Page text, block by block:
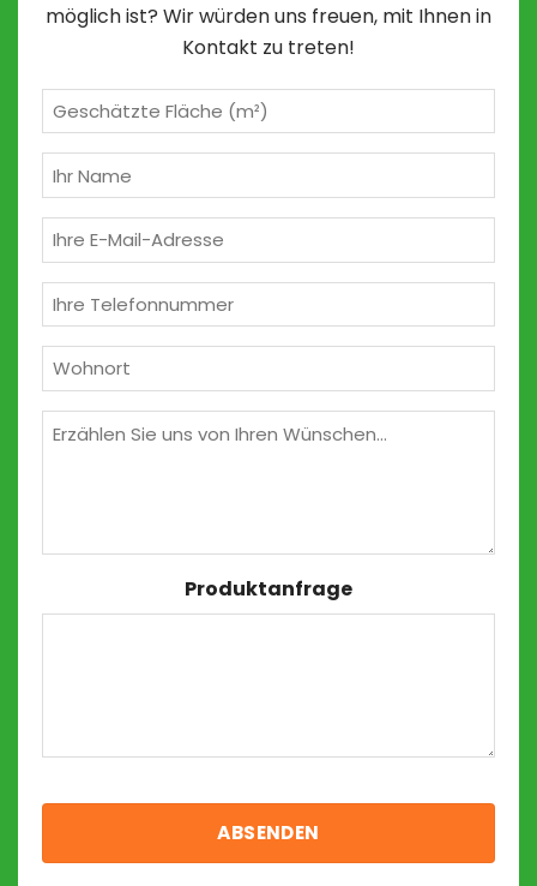
möglich ist? Wir würden uns freuen, mit Ihnen in
Kontakt zu treten!
m²
Name
Mail
(erforderlich)
(erforderlich)
Wünschen
Produktanfrage